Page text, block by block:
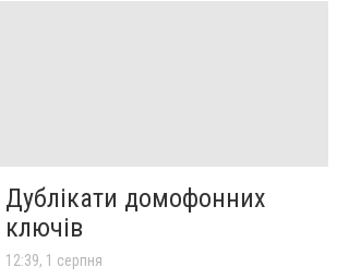
Дублікати домофонних
ключів
12:39, 1 серпня